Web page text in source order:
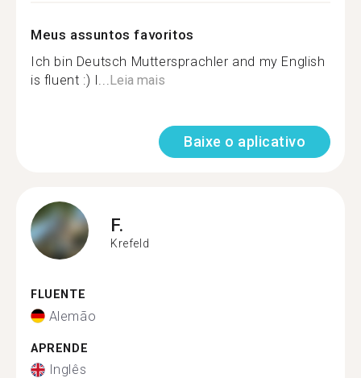
Meus assuntos favoritos
Ich bin Deutsch Muttersprachler and my English
is fluent :) I...Leia mais
Baixe o aplicativo
F.
Krefeld
FLUENTE
Alemão
APRENDE
Inglês